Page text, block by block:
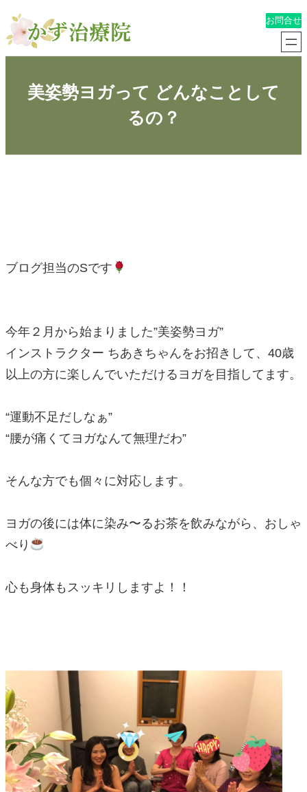
内
容
キ
お問合せ
美姿勢ヨガって どんなことして
るの？
ブログ担当のSです
今年２月から始まりました”美姿勢ヨガ”
インストラクター ちあきちゃんをお招きして、40歳
以上の方に楽しんでいただけるヨガを目指してます。
“運動不足だしなぁ”
“腰が痛くてヨガなんて無理だわ”
そんな方でも個々に対応します。
ヨガの後には体に染み〜るお茶を飲みながら、おしゃ
べり
心も身体もスッキリしますよ！！